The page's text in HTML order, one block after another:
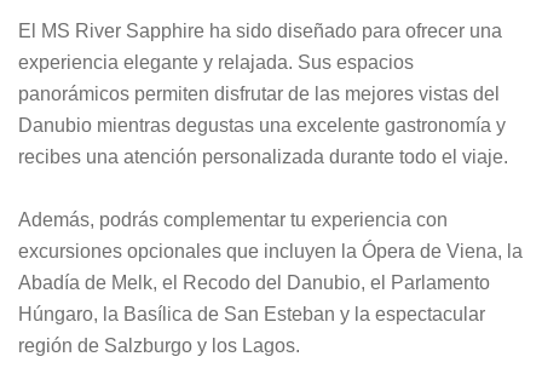
El MS River Sapphire ha sido diseñado para ofrecer una
experiencia elegante y relajada. Sus espacios
panorámicos permiten disfrutar de las mejores vistas del
Danubio mientras degustas una excelente gastronomía y
recibes una atención personalizada durante todo el viaje.
Además, podrás complementar tu experiencia con
excursiones opcionales que incluyen la Ópera de Viena, la
Abadía de Melk, el Recodo del Danubio, el Parlamento
Húngaro, la Basílica de San Esteban y la espectacular
región de Salzburgo y los Lagos.